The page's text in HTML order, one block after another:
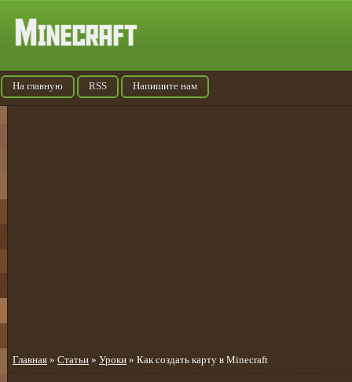
На главную RSS Напишите нам
Главная » Статьи » Уроки » Как создать карту в Minecraft